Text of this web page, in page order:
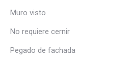
Muro visto
No requiere cernir
Pegado de fachada